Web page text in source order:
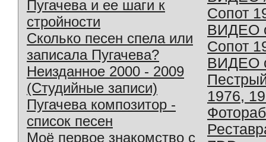
Пугачева и ее шаги к
стройности
Сколько песен спела или
записала Пугачева?
Неизданное 2000 - 2009
(Студийные записи)
Пугачева композитор -
список песен
Моё первое знакомство с
Сопот
ВИДЕО
Сопот
ВИДЕО
1976,